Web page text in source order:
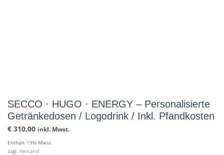
SECCO · HUGO · ENERGY – Personalisierte
Getränkedosen / Logodrink / Inkl. Pfandkosten
€ 310,00 inkl. Mwst.
Enthält 19% Mwst.
zzgl. Versand